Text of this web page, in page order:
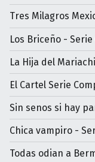
Tres Milagros
Los Briceño -
La Hija del
El Cartel Serie
Sin senos si hay
Chica vampiro -
Todas odian a